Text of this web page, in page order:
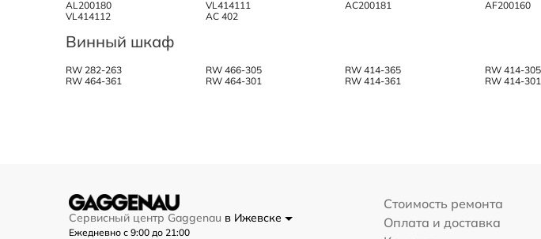
AL200180 VL414111 AC200181 AF200160
VL414112
AC 402
Винный шкаф
RW 282-263 RW 466-305 RW 414-365 RW 414-305
RW 464-361
RW 464-301 RW 414-361 RW 414-301
Сервисный центр Gaggenau в Ижевске
Ежедневно с 9:00 до 21:00
Стоимость ремонта
Оплата и доставка